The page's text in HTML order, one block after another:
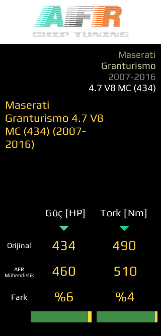
Maserati
Granturismo
2007-2016
4.7 V8 MC (434)
Maserati
Granturismo 4.7 V8
MC (434) (2007-
2016)
Güç [HP] Tork [Nm]
Orijinal 434 490
AFR
Mühendislik
460 510
Fark %6 %4